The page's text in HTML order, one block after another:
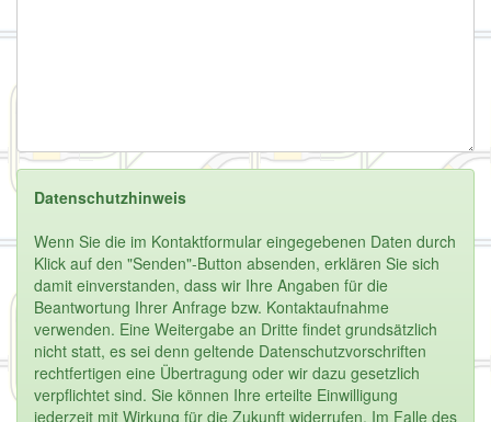
Datenschutzhinweis
Wenn Sie die im Kontaktformular eingegebenen Daten durch
Klick auf den "Senden"-Button absenden, erklären Sie sich
damit einverstanden, dass wir Ihre Angaben für die
Beantwortung Ihrer Anfrage bzw. Kontaktaufnahme
verwenden. Eine Weitergabe an Dritte findet grundsätzlich
nicht statt, es sei denn geltende Datenschutzvorschriften
rechtfertigen eine Übertragung oder wir dazu gesetzlich
verpflichtet sind. Sie können Ihre erteilte Einwilligung
jederzeit mit Wirkung für die Zukunft widerrufen. Im Falle des